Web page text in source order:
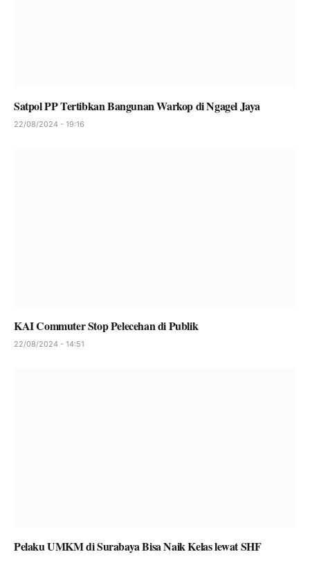
Satpol PP Tertibkan Bangunan Warkop di Ngagel Jaya
22/08/2024 - 19:16
KAI Commuter Stop Pelecehan di Publik
22/08/2024 - 14:51
Pelaku UMKM di Surabaya Bisa Naik Kelas lewat SHF